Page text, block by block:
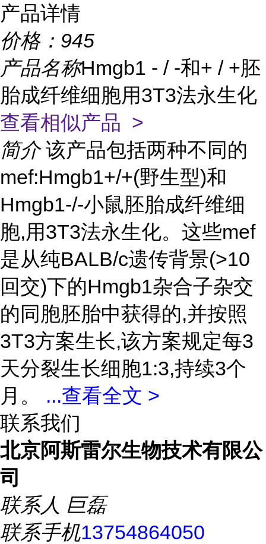
产品详情
价格： 945
产品名称Hmgb1 - / -和+ / +胚
胎成纤维细胞用3T3法永生化
查看相似产品 >
简介 该产品包括两种不同的
mef:Hmgb1+/+(野生型)和
Hmgb1-/-小鼠胚胎成纤维细
胞,用3T3法永生化。这些mef
是从纯BALB/c遗传背景(>10
回交)下的Hmgb1杂合子杂交
的同胞胚胎中获得的,并按照
3T3方案生长,该方案规定每3
天分裂生长细胞1:3,持续3个
月。 ...查看全文 >
联系我们
北京阿斯雷尔生物技术有限公
司
联系人 巨磊
联系手机13754864050